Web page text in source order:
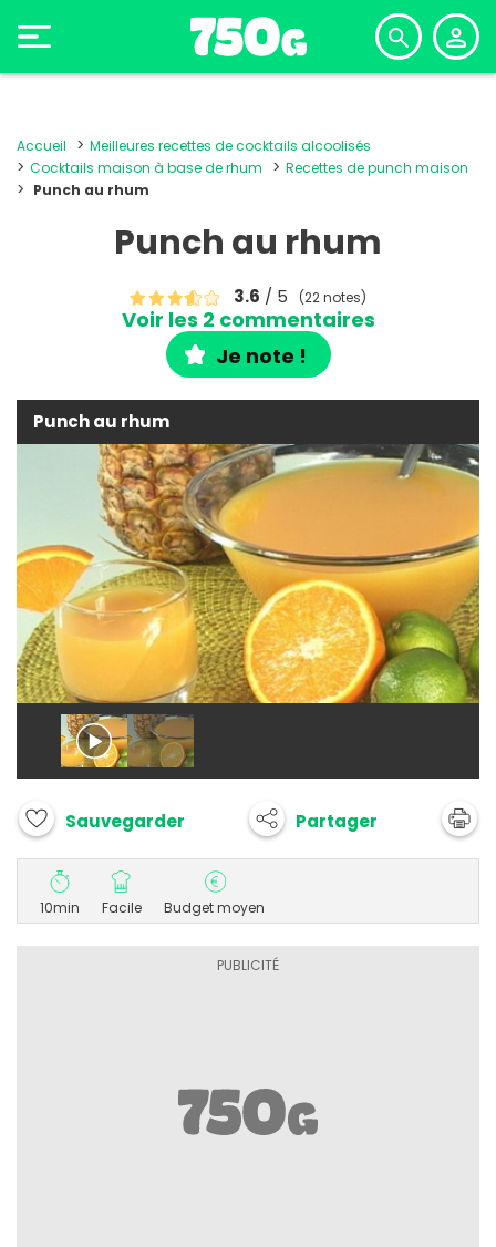
Accueil
Meilleures recettes de cocktails alcoolisés
Cocktails maison à base de rhum
Recettes de punch maison
Punch au rhum
Punch au rhum
3.6 / 5 (22 notes)
Voir les 2 commentaires
Je note !
Punch au rhum
Sauvegarder Partager
10min Facile Budget moyen